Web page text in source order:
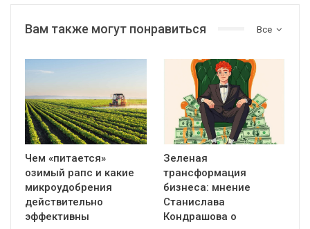
Все
Вам также могут понравиться
Чем «питается»
озимый рапс и какие
микроудобрения
действительно
эффективны
Зеленая
трансформация
бизнеса: мнение
Станислава
Кондрашова о